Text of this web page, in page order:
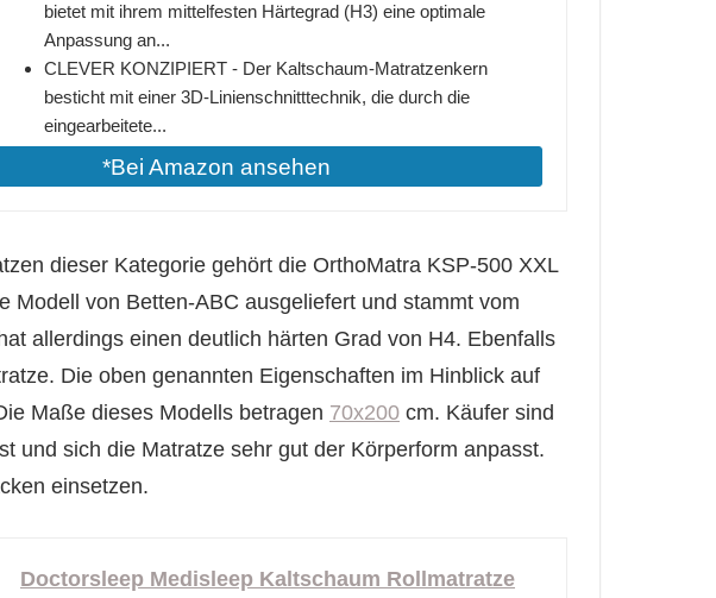
bietet mit ihrem mittelfesten Härtegrad (H3) eine optimale
Anpassung an...
CLEVER KONZIPIERT - Der Kaltschaum-Matratzenkern
besticht mit einer 3D-Linienschnitttechnik, die durch die
eingearbeitete...
*Bei Amazon ansehen
dieser Kategorie gehört die OrthoMatra KSP-500 XXL
Modell von Betten-ABC ausgeliefert und stammt vom
allerdings einen deutlich härten Grad von H4. Ebenfalls
Die oben genannten Eigenschaften im Hinblick auf
Maße dieses Modells betragen 70x200 cm. Käufer sind
und sich die Matratze sehr gut der Körperform anpasst.
einsetzen.
Doctorsleep Medisleep Kaltschaum Rollmatratze